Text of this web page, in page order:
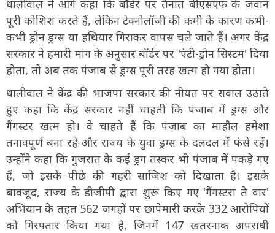
धालीवाल ने आगे कहा कि बॉर्डर पर तैनात बीएसएफ के जवान
पूरी कोशिश करते हैं, लेकिन टेक्नोलॉजी की कमी के कारण कभी-
कभी ड्रोन ड्रग्स या हथियार गिराकर वापस चले जाते हैं। अगर केंद्र
सरकार ने हमारी मांग के अनुसार बॉर्डर पर 'एंटी-ड्रोन सिस्टम' दिया
होता, तो अब तक पंजाब से ड्रग्स पूरी तरह खत्म हो गया होता।
धालीवाल ने केंद्र की भाजपा सरकार की नीयत पर सवाल उठाते
हुए कहा कि केंद्र सरकार नहीं चाहती कि पंजाब में ड्रग्स और
गैंगस्टर खत्म हो। वे चाहते हैं कि पंजाब का माहौल हमेशा
तनावपूर्ण बना रहे और राज्य के युवा ड्रग्स के दलदल में फंसे रहें।
उन्होंने कहा कि गुजरात के कई ड्रग तस्कर भी पंजाब में पकड़े गए
हैं, जो इसके पीछे की गहरी साजिश को दिखाता है। इसके
बावजूद, राज्य के डीजीपी द्वारा शुरू किए गए 'गैंगस्टरां ते वार'
अभियान के तहत 562 जगहों पर छापेमारी करके 332 आरोपियों
को गिरफ्तार किया गया है, जिनमें 147 खतरनाक अपराधी